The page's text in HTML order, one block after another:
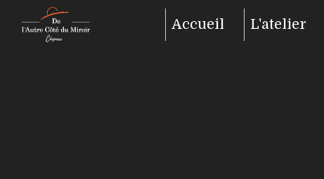
Accueil L'atelier
Panneau de gestion des cookies